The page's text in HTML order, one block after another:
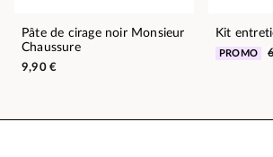
Pâte de cirage noir Monsieur
Chaussure
9,90 €
Kit
PROMO